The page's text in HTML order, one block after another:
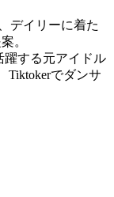
デイリーに着た
。
躍する元アイドル
Tiktokerでダンサ